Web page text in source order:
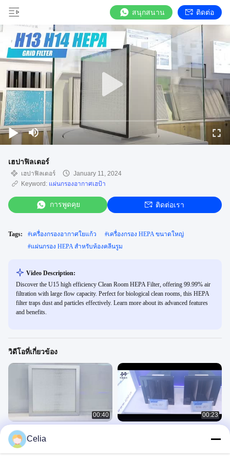
สนุกสนาน ติดต่อ
เฮปาฟิลเตอร์
เฮปาฟิลเตอร์
January 11, 2024
Keyword: แผ่นกรองอากาศเฮป้า
การพูดคุย ติดต่อเรา
Tags: #เครื่องกรองอากาศใยแก้ว #เครื่องกรอง HEPA ขนาดใหญ่
#แผ่นกรอง HEPA สำหรับห้องคลีนรูม
Video Description:
Discover the U15 high efficiency Clean Room HEPA Filter, offering 99.99% air
filtration with large flow capacity. Perfect for biological clean rooms, this HEPA
filter traps dust and particles effectively. Learn more about its advanced features
and benefits.
วิดีโอที่เกี่ยวข้อง
00:40
แผงกรอง HEPA ถังของเหลว
ประสิทธิภาพ 99.99% ใยแก้วละเอียด
พิเศษ Class H13 H14
เฮปาฟิลเตอร์
00:23
สะอาด Hepa Filter Box สําหรับขนาดที่
Celia